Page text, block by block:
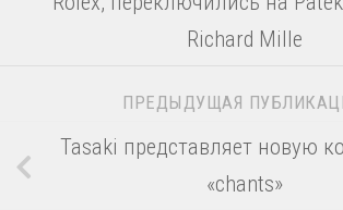
Richard Mille
ПРЕДЫДУЩАЯ
Tasaki представляет новую
«chants»